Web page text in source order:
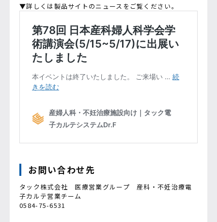
▼詳しくは製品サイトのニュースをご覧ください。
お問い合わせ先
タック株式会社 医療営業グループ 産科・不妊治療電
子カルテ営業チーム
0584-75-6531